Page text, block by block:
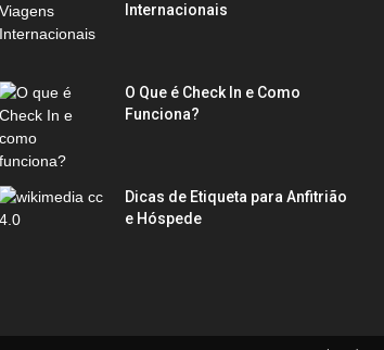
Internacionais
O Que é Check In e Como
Funciona?
Dicas de Etiqueta para Anfitrião
e Hóspede